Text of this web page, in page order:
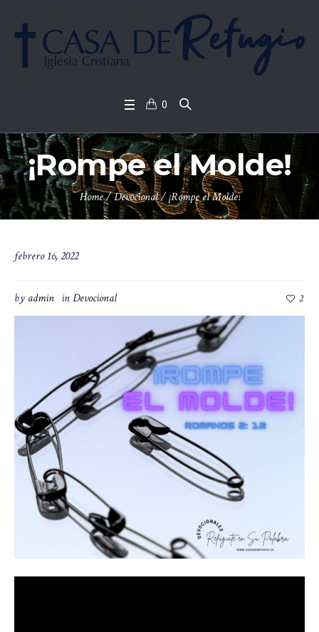
0
¡Rompe el Molde!
Home/Devocional/¡Rompe el Molde!
febrero 16, 2022
by admin inDevocional 2